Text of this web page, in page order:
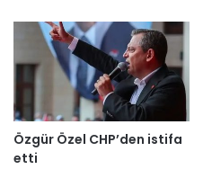
Özgür Özel CHP’den istifa
etti